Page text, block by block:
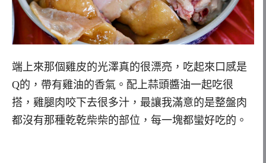
端上來那個雞皮的光澤真的很漂亮，吃起來口感是
Q的，帶有雞油的香氣。配上蒜頭醬油一起吃很
搭，雞腿肉咬下去很多汁，最讓我滿意的是整盤肉
都沒有那種乾乾柴柴的部位，每一塊都蠻好吃的。